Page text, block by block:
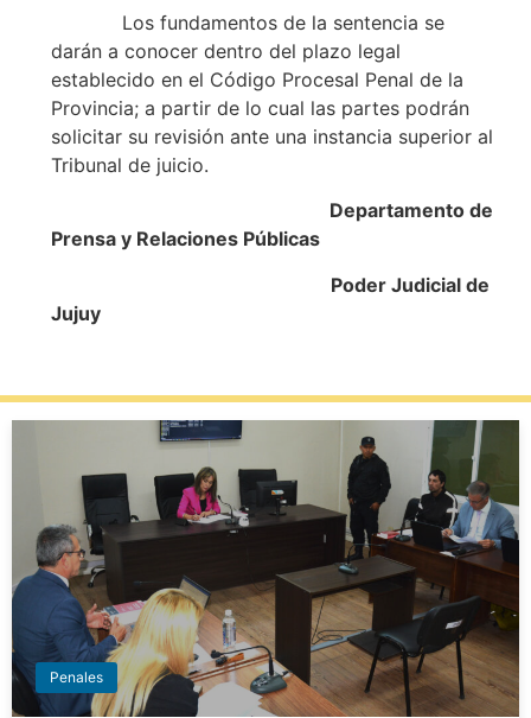
Los fundamentos de la sentencia se
darán a conocer dentro del plazo legal
establecido en el Código Procesal Penal de la
Provincia; a partir de lo cual las partes podrán
solicitar su revisión ante una instancia superior al
Tribunal de juicio.
Departamento de
Prensa y Relaciones Públicas
Poder Judicial de
Jujuy
Penales